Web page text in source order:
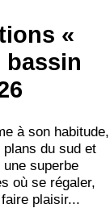
«
bassin
à son habitude,
du sud et
superbe
où se régaler,
plaisir...